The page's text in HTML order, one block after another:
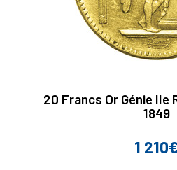
20 Francs Or Génie IIe
1849
Prix
1